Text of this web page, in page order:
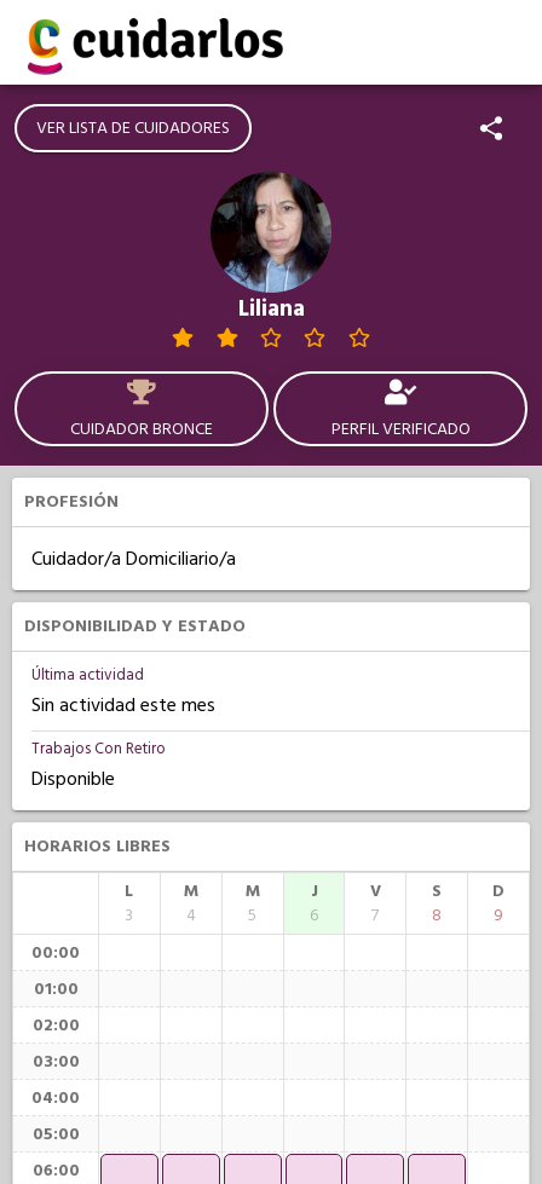
VER LISTA DE CUIDADORES
Liliana
CUIDADOR BRONCE PERFIL VERIFICADO
PROFESIÓN
Cuidador/a Domiciliario/a
DISPONIBILIDAD Y ESTADO
Última actividad
Sin actividad este mes
Trabajos Con Retiro
Disponible
HORARIOS LIBRES
L
3
M
4
M
5
J
6
V
7
S
8
D
9
00:00
01:00
02:00
03:00
04:00
05:00
06:00